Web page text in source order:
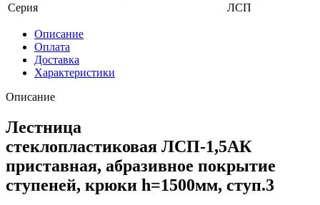
Серия
ЛСП
Описание
Оплата
Доставка
Характеристики
Описание
Лестница
стеклопластиковая ЛСП-1,5АК
приставная, абразивное покрытие
ступеней, крюки h=1500мм, ступ.3